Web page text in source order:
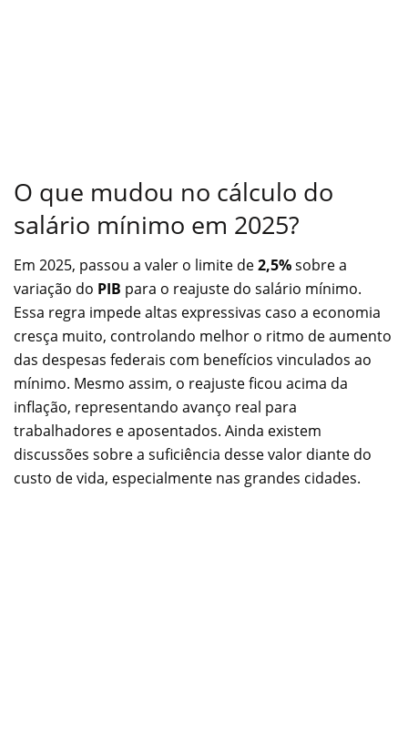
O que mudou no cálculo do
salário mínimo em 2025?
Em 2025, passou a valer o limite de2,5%sobre a
variação do PIB para o reajuste do salário mínimo.
Essa regra impede altas expressivas caso a economia
cresça muito, controlando melhor o ritmo de aumento
das despesas federais com benefícios vinculados ao
mínimo. Mesmo assim, o reajuste ficou acima da
inflação, representando avanço real para
trabalhadores e aposentados. Ainda existem
discussões sobre a suficiência desse valor diante do
custo de vida, especialmente nas grandes cidades.